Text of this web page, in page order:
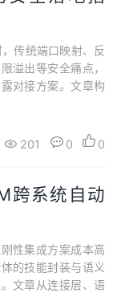
传统端口映射、反
溢出等安全痛点，
对接方案。文章构
地路径，针对异步
201 0 0
跨系统自动
性集成方案成本高
的技能封装与语义
文章从连接层、语